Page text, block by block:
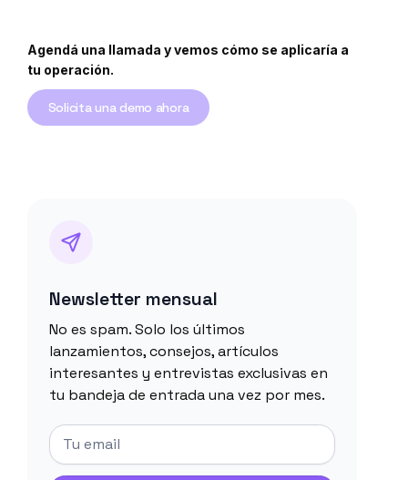
Agendá una llamada y vemos cómo se aplicaría a
tu operación.
Solicita una demo ahora
Newsletter mensual
No es spam. Solo los últimos
lanzamientos, consejos, artículos
interesantes y entrevistas exclusivas en
tu bandeja de entrada una vez por mes.